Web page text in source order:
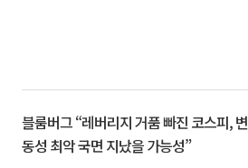
블룸버그 “레버리지 거품 빠진 코스피, 변
동성 최악 국면 지났을 가능성”